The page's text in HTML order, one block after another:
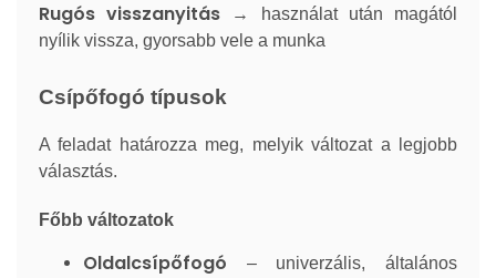
Rugós visszanyitás → használat után magától
nyílik vissza, gyorsabb vele a munka
Csípőfogó típusok
A feladat határozza meg, melyik változat a legjobb
választás.
Főbb változatok
Oldalcsípőfogó
– univerzális, általános